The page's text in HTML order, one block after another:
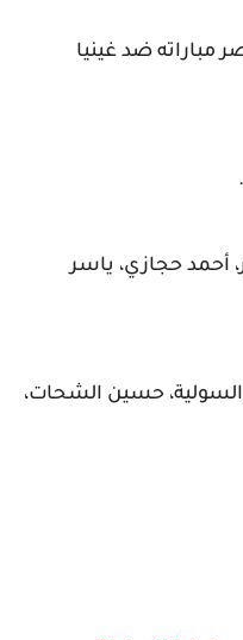
مباراته ضد غينيا
أحمد حجازي، ياسر
حسين الشحات،